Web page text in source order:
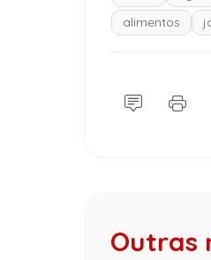
alimentos
Outras